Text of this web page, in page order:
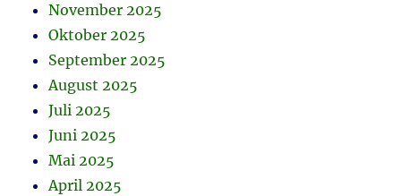
November 2025
Oktober 2025
September 2025
August 2025
Juli 2025
Juni 2025
Mai 2025
April 2025